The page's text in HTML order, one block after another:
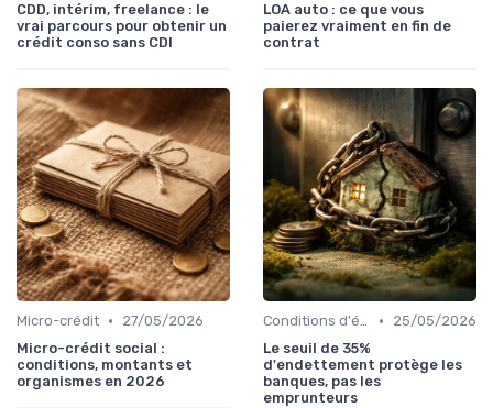
CDD, intérim, freelance : le
vrai parcours pour obtenir un
crédit conso sans CDI
LOA auto : ce que vous
paierez vraiment en fin de
contrat
Micro-crédit •
27/05/2026
Micro-crédit social :
conditions, montants et
organismes en 2026
Conditions d'éligibilité •
25/05/2026
Le seuil de 35%
d'endettement protège les
banques, pas les
emprunteurs